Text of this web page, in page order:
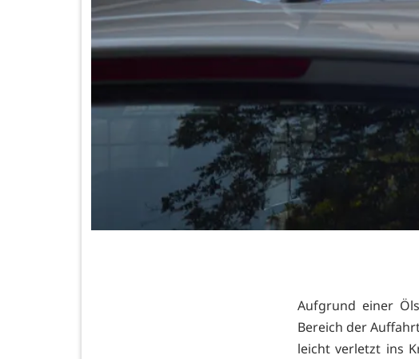
Aufgrund einer
Bereich der
leicht verletzt ins